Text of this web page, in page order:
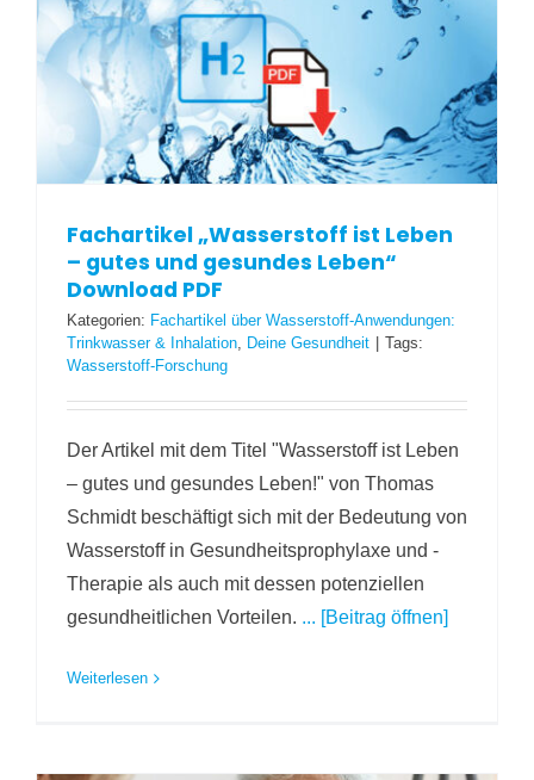
Fachartikel „Wasserstoff ist Leben
– gutes und gesundes Leben“
Download PDF
Kategorien: Fachartikel über Wasserstoff-Anwendungen:
Trinkwasser & Inhalation, Deine Gesundheit
Tags:
Wasserstoff-Forschung
Der Artikel mit dem Titel "Wasserstoff ist Leben
– gutes und gesundes Leben!" von Thomas
Schmidt beschäftigt sich mit der Bedeutung von
Wasserstoff in Gesundheitsprophylaxe und -
Therapie als auch mit dessen potenziellen
gesundheitlichen Vorteilen. ... [Beitrag öffnen]
Weiterlesen